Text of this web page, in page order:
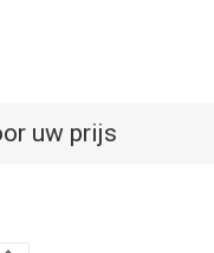
uw prijs